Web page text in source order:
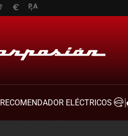
RECOMENDADOR ELÉCTRICOS